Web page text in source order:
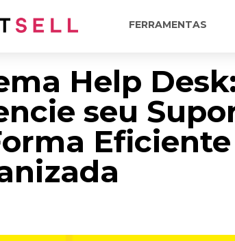
FERRAMENTAS
Help
seu